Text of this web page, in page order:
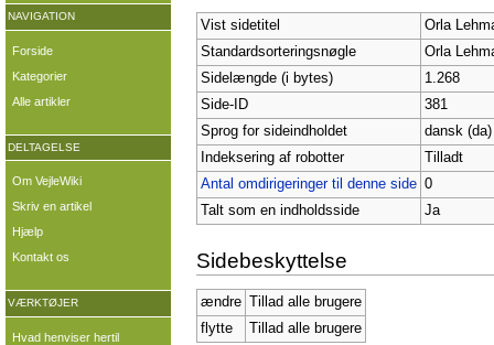
Vist sidetitel
Orla
Standardsorteringsnøgle
Orla
Sidelængde (i bytes)
1.268
Side-ID
381
Sprog for sideindholdet
dansk (da)
Indeksering af robotter
Tilladt
Antal omdirigeringer til denne side 0
Talt som en indholdsside
Ja
Sidebeskyttelse
ændre
Tillad alle brugere
flytte
Tillad alle brugere
NAVIGATION
Forside
Kategorier
Alle artikler
DELTAGELSE
Om VejleWiki
Skriv en artikel
Hjælp
Kontakt os
VÆRKTØJER
Hvad henviser hertil